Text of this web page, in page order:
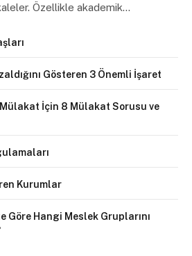
Özellikle akademik…
Gösteren 3 Önemli İşaret
Mülakat İçin 8 Mülakat Sorusu ve
Kurumlar
Göre Hangi Meslek Gruplarını